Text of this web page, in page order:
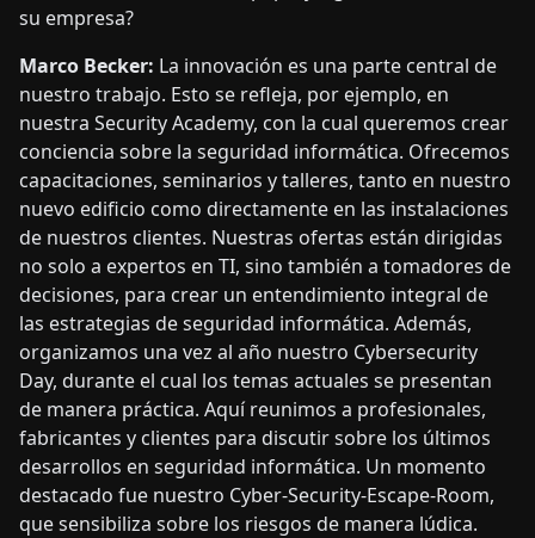
su empresa?
Marco Becker: La innovación es una parte central de
nuestro trabajo. Esto se refleja, por ejemplo, en
nuestra Security Academy, con la cual queremos crear
conciencia sobre la seguridad informática. Ofrecemos
capacitaciones, seminarios y talleres, tanto en nuestro
nuevo edificio como directamente en las instalaciones
de nuestros clientes. Nuestras ofertas están dirigidas
no solo a expertos en TI, sino también a tomadores de
decisiones, para crear un entendimiento integral de
las estrategias de seguridad informática. Además,
organizamos una vez al año nuestro Cybersecurity
Day, durante el cual los temas actuales se presentan
de manera práctica. Aquí reunimos a profesionales,
fabricantes y clientes para discutir sobre los últimos
desarrollos en seguridad informática. Un momento
destacado fue nuestro Cyber-Security-Escape-Room,
que sensibiliza sobre los riesgos de manera lúdica.